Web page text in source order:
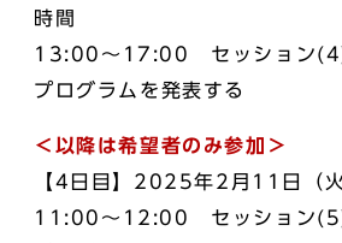
時間
13:00～17:00 セッション
プログラムを発表する
＜以降は希望者のみ参加＞
【4日目】2025年2月11日（火
11:00～12:00 セッション